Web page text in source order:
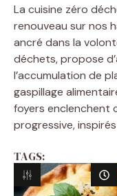
La cuisine zéro
renouveau sur nos
ancré dans la
déchets, propose
l’accumulation de
gaspillage
foyers
progressive, inspirés
TAGS: